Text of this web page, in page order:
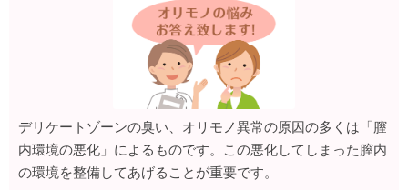
デリケートゾーンの臭い、オリモノ異常の原因の多くは「膣
内環境の悪化」によるものです。この悪化してしまった膣内
の環境を整備してあげることが重要です。